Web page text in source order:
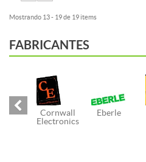
Mostrando 13 - 19 de 19 items
FABRICANTES
Cornwall
Electronics
Eberle